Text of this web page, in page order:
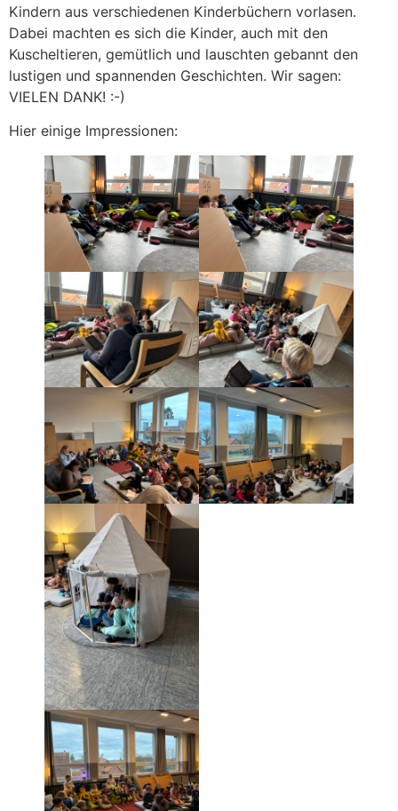
Kindern aus verschiedenen Kinderbüchern vorlasen.
Dabei machten es sich die Kinder, auch mit den
Kuscheltieren, gemütlich und lauschten gebannt den
lustigen und spannenden Geschichten. Wir sagen:
VIELEN DANK! :-)
Hier einige Impressionen: